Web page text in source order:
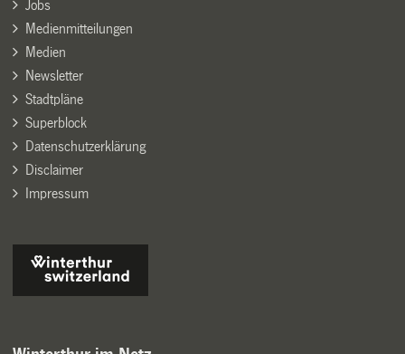
Jobs
Medienmitteilungen
Medien
Newsletter
Stadtpläne
Superblock
Datenschutzerklärung
Disclaimer
Impressum